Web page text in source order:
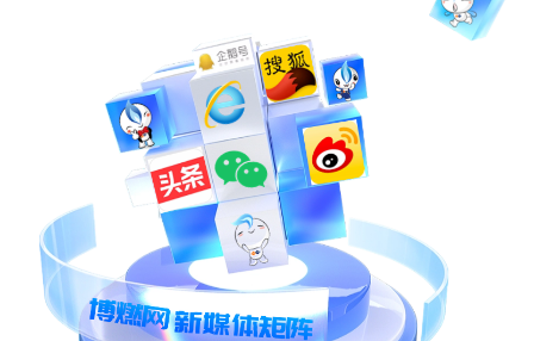
微信二维码